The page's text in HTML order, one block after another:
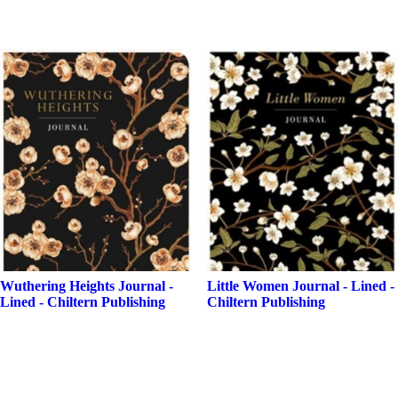
Wuthering Heights Journal -
Lined - Chiltern Publishing
Little Women Journal - Lined -
Chiltern Publishing